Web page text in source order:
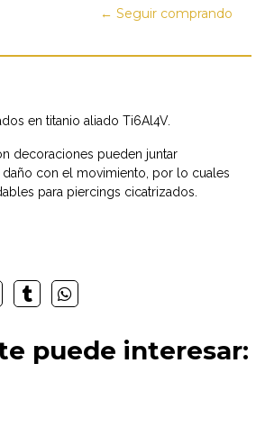
← Seguir comprando
en titanio aliado Ti6Al4V.
decoraciones pueden juntar
con el movimiento, por lo cuales
para piercings cicatrizados.
puede interesar: